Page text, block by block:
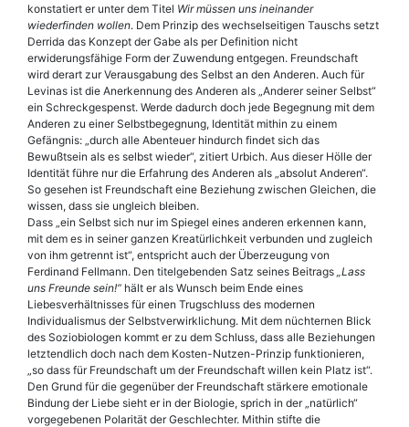
konstatiert er unter dem Titel Wir müssen uns ineinander
wiederfinden wollen. Dem Prinzip des wechselseitigen Tauschs setzt
Derrida das Konzept der Gabe als per Definition nicht
erwiderungsfähige Form der Zuwendung entgegen. Freundschaft
wird derart zur Verausgabung des Selbst an den Anderen. Auch für
Levinas ist die Anerkennung des Anderen als „Anderer seiner Selbst“
ein Schreckgespenst. Werde dadurch doch jede Begegnung mit dem
Anderen zu einer Selbstbegegnung, Identität mithin zu einem
Gefängnis: „durch alle Abenteuer hindurch findet sich das
Bewußtsein als es selbst wieder“, zitiert Urbich. Aus dieser Hölle der
Identität führe nur die Erfahrung des Anderen als „absolut Anderen“.
So gesehen ist Freundschaft eine Beziehung zwischen Gleichen, die
wissen, dass sie ungleich bleiben.
Dass „ein Selbst sich nur im Spiegel eines anderen erkennen kann,
mit dem es in seiner ganzen Kreatürlichkeit verbunden und zugleich
von ihm getrennt ist“, entspricht auch der Überzeugung von
Ferdinand Fellmann. Den titelgebenden Satz seines Beitrags „Lass
uns Freunde sein!“ hält er als Wunsch beim Ende eines
Liebesverhältnisses für einen Trugschluss des modernen
Individualismus der Selbstverwirklichung. Mit dem nüchternen Blick
des Soziobiologen kommt er zu dem Schluss, dass alle Beziehungen
letztendlich doch nach dem Kosten-Nutzen-Prinzip funktionieren,
„so dass für Freundschaft um der Freundschaft willen kein Platz ist“.
Den Grund für die gegenüber der Freundschaft stärkere emotionale
Bindung der Liebe sieht er in der Biologie, sprich in der „natürlich“
vorgegebenen Polarität der Geschlechter. Mithin stifte die